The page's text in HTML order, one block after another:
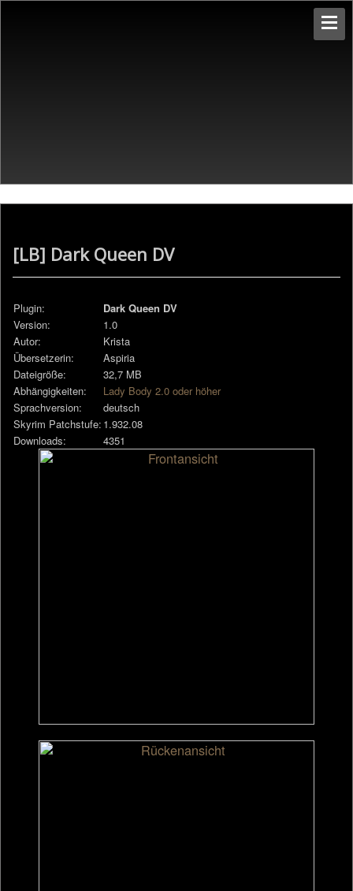
[LB] Dark Queen DV
Plugin:
Dark Queen DV
Version:
1.0
Autor:
Krista
Übersetzerin:
Aspiria
Dateigröße:
32,7 MB
Abhängigkeiten:
Lady Body 2.0 oder höher
Sprachversion:
deutsch
Skyrim Patchstufe: 1.932.08
Downloads:
4351